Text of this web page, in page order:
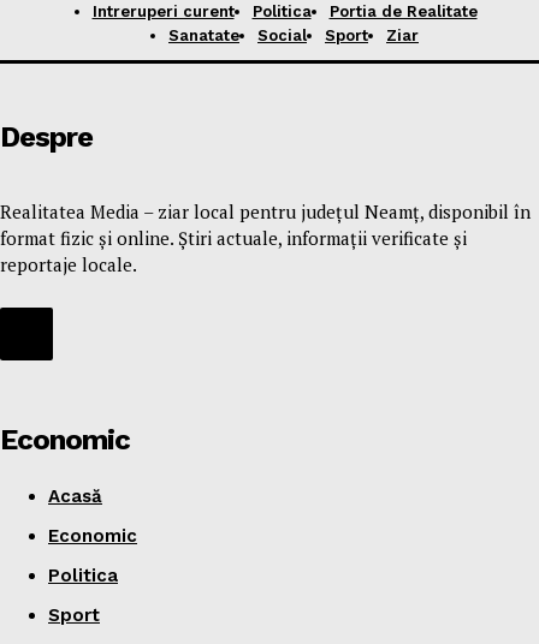
Intreruperi curent
Politica
Portia de Realitate
Sanatate
Social Sport Ziar
Despre
Realitatea Media – ziar local pentru județul Neamț, disponibil în
format fizic și online. Știri actuale, informații verificate și
reportaje locale.
Economic
Acasă
Economic
Politica
Sport